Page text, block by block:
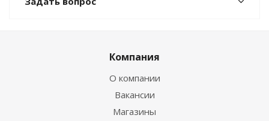
Компания
О компании
Вакансии
Магазины